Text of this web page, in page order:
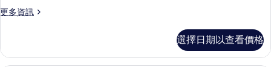
的
有
更多資訊
更
雙
選擇日期以查看價格